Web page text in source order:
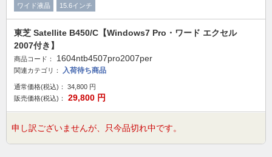
ワイド液晶
15.6インチ
東芝 Satellite B450/C【Windows7 Pro・ワード エクセル
2007付き】
商品コード： 1604ntb4507pro2007per
関連カテゴリ： 入荷待ち商品
通常価格(税込)： 34,800 円
販売価格(税込)：
29,800 円
申し訳ございませんが、只今品切れ中です。